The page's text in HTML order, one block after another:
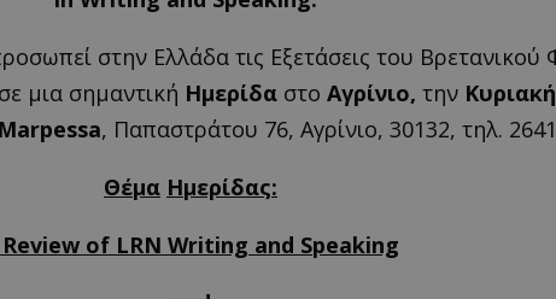
στην Ελλάδα τις Εξετάσεις του
μια σημαντική Ημερίδα στο Αγρίνιο, την
Marpessa, Παπαστράτου 76, Αγρίνιο, 30132, τηλ.
Θέμα Ημερίδας:
of LRN Writing and Speaking